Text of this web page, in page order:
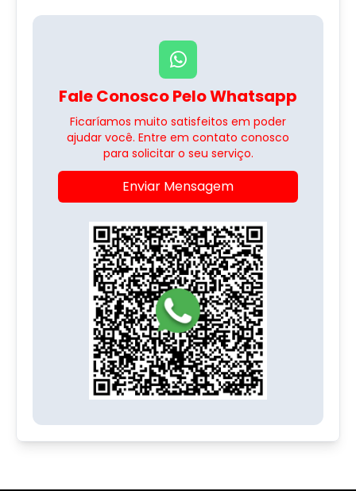
Fale Conosco Pelo Whatsapp
Ficaríamos muito satisfeitos em poder
ajudar você. Entre em contato conosco
para solicitar o seu serviço.
Enviar Mensagem